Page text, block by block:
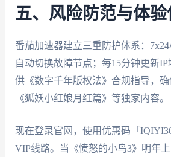
五、风险防范与体验
番茄加速器建立三重防护体系：
自动切换故障节点；每15分钟更新
供《数字千年版权法》合规指导，
《狐妖小红娘月红篇》等独家内容。
现在登录官网，使用优惠码「
VIP线路。当《愤怒的小鸟3》明年